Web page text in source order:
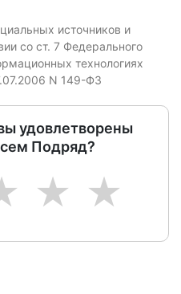
источников и
со ст. 7 Федерального
технологиях
N 149-ФЗ
удовлетворены
Подряд?
5
4